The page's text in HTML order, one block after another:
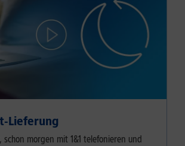
Lieferung
schon morgen mit 1&1 telefonieren und